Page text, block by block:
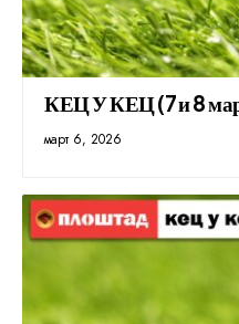
КЕЦ У КЕЦ (7 и 8
март 6, 2026